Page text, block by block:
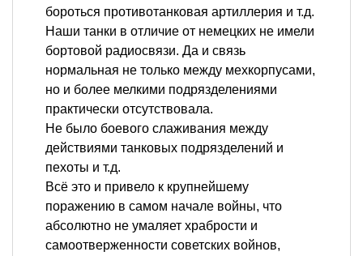
бороться противотанковая артиллерия и т.д.
Наши танки в отличие от немецких не имели
бортовой радиосвязи. Да и связь
нормальная не только между мехкорпусами,
но и более мелкими подрязделениями
практически отсутствовала.
Не было боевого слаживания между
действиями танковых подрязделений и
пехоты и т.д.
Всё это и привело к крупнейшему
поражению в самом начале войны, что
абсолютно не умаляет храбрости и
самоотверженности советских войнов,